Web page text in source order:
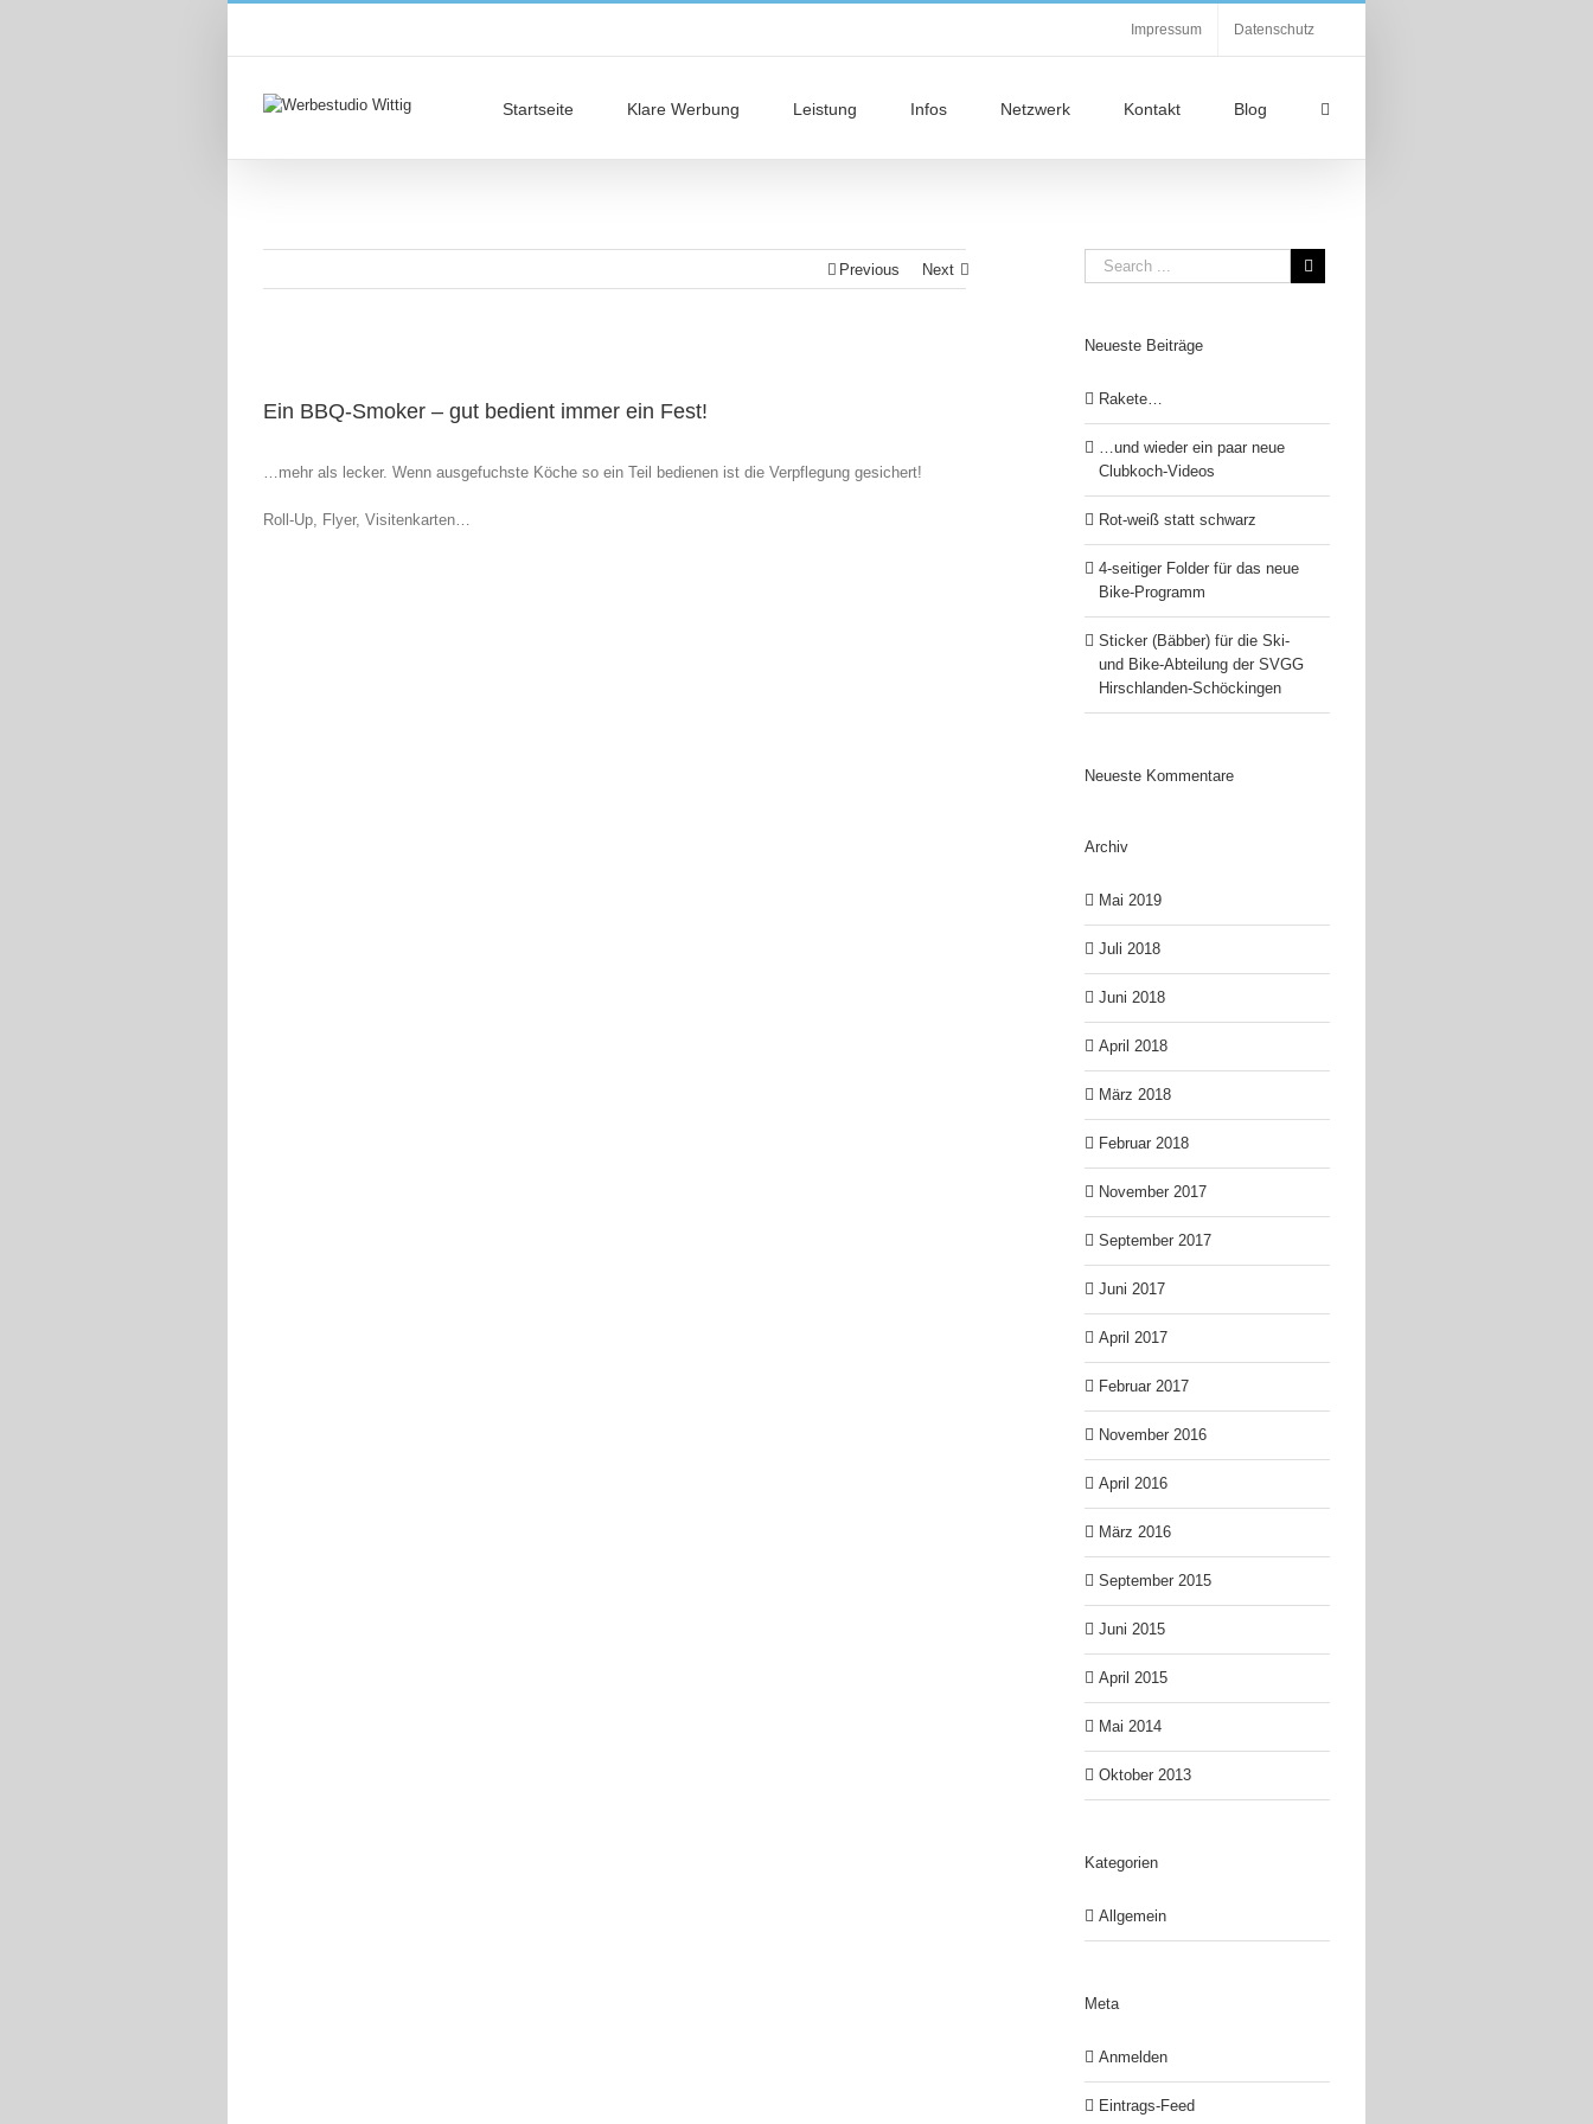
Impressum Datenschutz
Startseite Klare Werbung Leistung Infos Netzwerk Kontakt Blog
Previous Next
Ein BBQ-Smoker – gut bedient immer ein Fest!
…mehr als lecker. Wenn ausgefuchste Köche so ein Teil bedienen ist die Verpflegung gesichert!
Roll-Up, Flyer, Visitenkarten…
Neueste Beiträge
Rakete…
…und wieder ein paar neue
Clubkoch-Videos
Rot-weiß statt schwarz
4-seitiger Folder für das neue
Bike-Programm
Sticker (Bäbber) für die Ski-
und Bike-Abteilung der SVGG
Hirschlanden-Schöckingen
Neueste Kommentare
Archiv
Mai 2019
Juli 2018
Juni 2018
April 2018
März 2018
Februar 2018
November 2017
September 2017
Juni 2017
April 2017
Februar 2017
November 2016
April 2016
März 2016
September 2015
Juni 2015
April 2015
Mai 2014
Oktober 2013
Kategorien
Allgemein
Meta
Anmelden
Eintrags-Feed